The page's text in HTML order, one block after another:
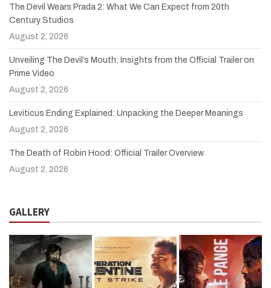
The Devil Wears Prada 2: What We Can Expect from 20th
Century Studios
August 2, 2026
Unveiling The Devil’s Mouth: Insights from the Official Trailer on
Prime Video
August 2, 2026
Leviticus Ending Explained: Unpacking the Deeper Meanings
August 2, 2026
The Death of Robin Hood: Official Trailer Overview
August 2, 2026
GALLERY